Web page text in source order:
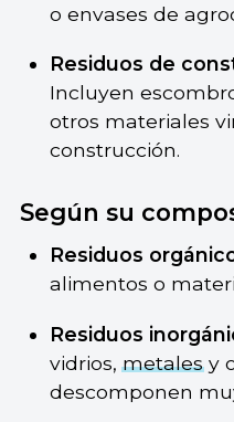
o envases de
Residuos de
Incluyen
otros materiales
construcción.
Según su
Residuos
alimentos o
Residuos
vidrios,metalesy
descomponen